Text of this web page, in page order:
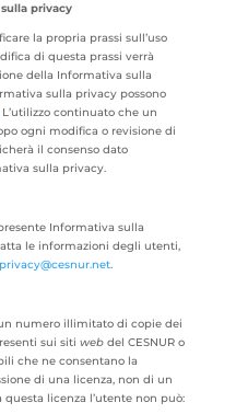
privacy
la propria prassi sull’uso
di questa prassi verrà
della Informativa sulla
sulla privacy possono
L’utilizzo continuato che un
ogni modifica o revisione di
il consenso dato
sulla privacy.
Informativa sulla
le informazioni degli utenti,
privacy@cesnur.net.
numero illimitato di copie dei
sui siti webdel CESNUR o
che ne consentano la
di una licenza, non di un
licenza l’utente non può: